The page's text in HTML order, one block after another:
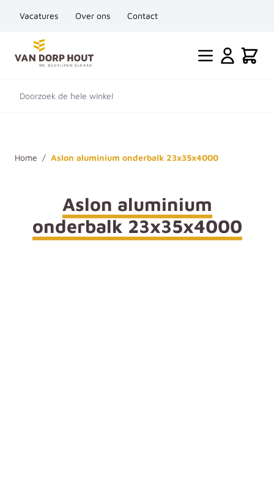
Vacatures Over ons Contact
Ga naar de inhoud
Cart
Doorzoek de hele winkel
Home / Aslon aluminium onderbalk 23x35x4000
Aslon aluminium
onderbalk 23x35x4000